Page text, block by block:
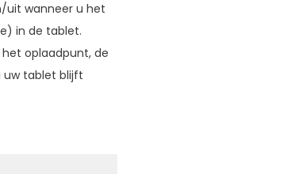
uit wanneer u het
in de tablet.
oplaadpunt, de
uw tablet blijft